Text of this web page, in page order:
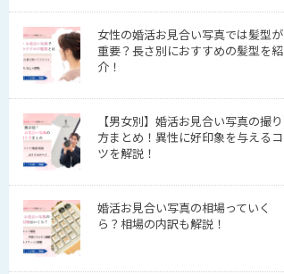
女性の婚活お見合い写真では髪型が
重要？長さ別におすすめの髪型を紹
介！
【男女別】婚活お見合い写真の撮り
方まとめ！異性に好印象を与えるコ
ツを解説！
婚活お見合い写真の相場っていく
ら？相場の内訳も解説！